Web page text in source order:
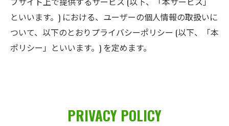
といいます。) における、ユーザーの個人情報の取扱いに
ついて、以下のとおりプライバシーポリシー (以下、「本
ポリシー」といいます。) を定めます。
PRIVACY POLICY